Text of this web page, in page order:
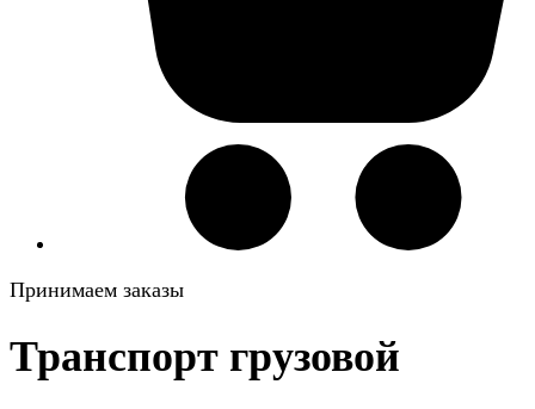
Принимаем заказы
Транспорт грузовой